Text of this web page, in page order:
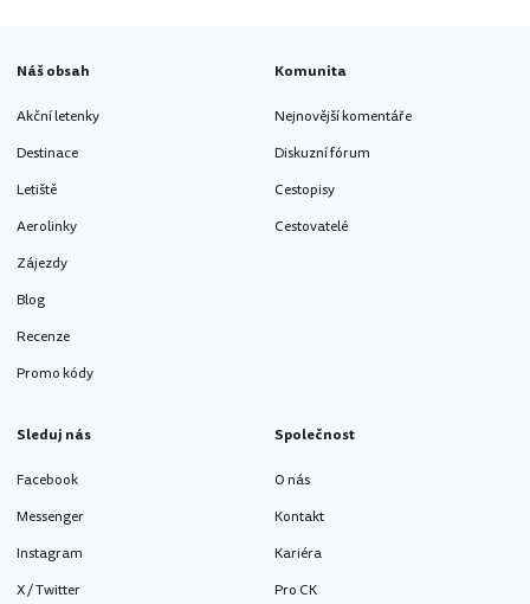
Náš obsah
Akční letenky
Destinace
Letiště
Aerolinky
Zájezdy
Blog
Recenze
Promo kódy
Komunita
Nejnovější komentáře
Diskuzní fórum
Cestopisy
Cestovatelé
Sleduj nás
Facebook
Messenger
Instagram
X / Twitter
Společnost
O nás
Kontakt
Kariéra
Pro CK